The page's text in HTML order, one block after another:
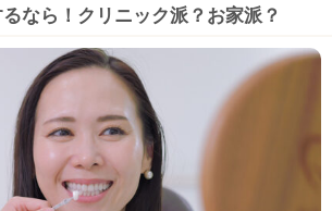
なら！クリニック派？お家派？